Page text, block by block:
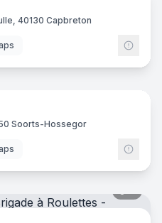
40130 Capbreton
8
Soorts-Hossegor